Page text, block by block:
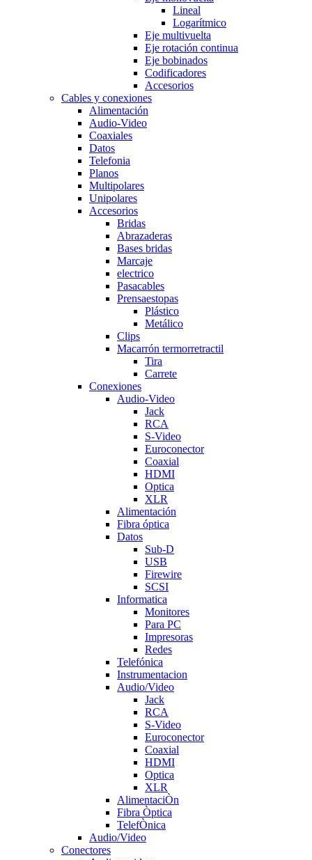
Lineal
Logarítmico
Eje multivuelta
Eje rotación continua
Eje bobinados
Codificadores
Accesorios
Cables y conexiones
Alimentación
Audio-Video
Coaxiales
Datos
Telefonia
Planos
Multipolares
Unipolares
Accesorios
Bridas
Abrazaderas
Bases bridas
Marcaje
electrico
Pasacables
Prensaestopas
Plástico
Metálico
Clips
Macarrón termorretractil
Tira
Carrete
Conexiones
Audio-Video
Jack
RCA
S-Video
Euroconector
Coaxial
HDMI
Optica
XLR
Alimentación
Fibra óptica
Datos
Sub-D
USB
Firewire
SCSI
Informatica
Monitores
Para PC
Impresoras
Redes
Telefónica
Instrumentacion
Audio/Video
Jack
RCA
S-Video
Euroconector
Coaxial
HDMI
Optica
XLR
AlimentaciÒn
Fibra Òptica
TelefÒnica
Audio/Video
Conectores